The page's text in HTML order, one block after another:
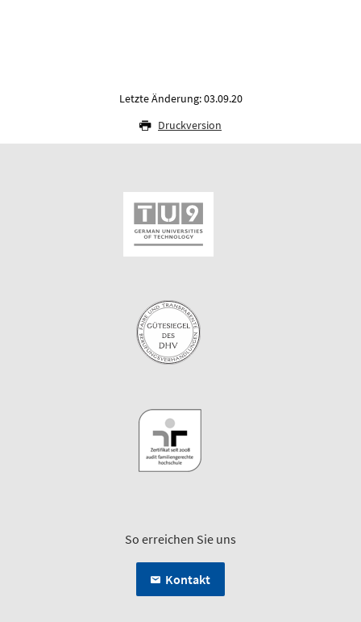
Letzte Änderung: 03.09.20
Druckversion
So erreichen Sie uns
Kontakt